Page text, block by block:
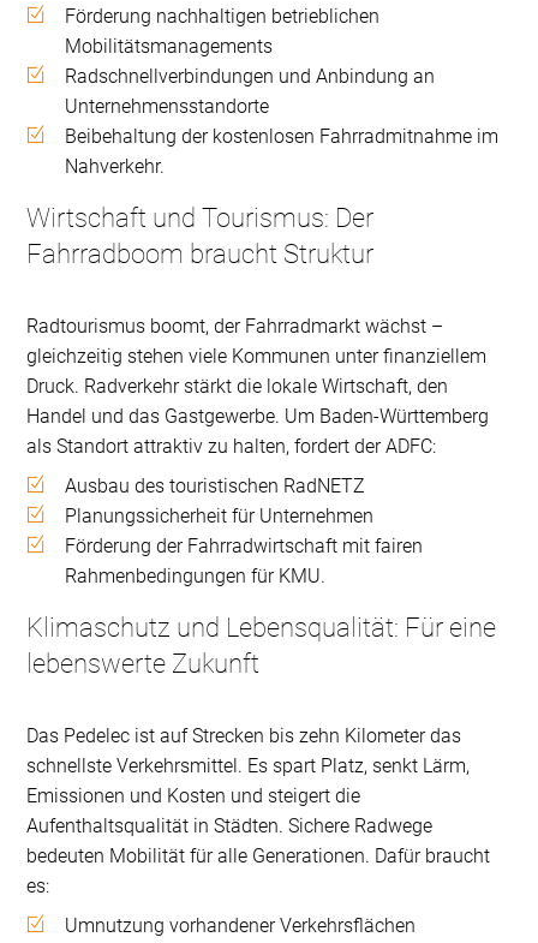
Förderung nachhaltigen betrieblichen
Mobilitätsmanagements
Radschnellverbindungen und Anbindung an
Unternehmensstandorte
Beibehaltung der kostenlosen Fahrradmitnahme im
Nahverkehr.
Wirtschaft und Tourismus: Der
Fahrradboom braucht Struktur
Radtourismus boomt, der Fahrradmarkt wächst –
gleichzeitig stehen viele Kommunen unter finanziellem
Druck. Radverkehr stärkt die lokale Wirtschaft, den
Handel und das Gastgewerbe. Um Baden-Württemberg
als Standort attraktiv zu halten, fordert der ADFC:
Ausbau des touristischen RadNETZ
Planungssicherheit für Unternehmen
Förderung der Fahrradwirtschaft mit fairen
Rahmenbedingungen für KMU.
Klimaschutz und Lebensqualität: Für eine
lebenswerte Zukunft
Das Pedelec ist auf Strecken bis zehn Kilometer das
schnellste Verkehrsmittel. Es spart Platz, senkt Lärm,
Emissionen und Kosten und steigert die
Aufenthaltsqualität in Städten. Sichere Radwege
bedeuten Mobilität für alle Generationen. Dafür braucht
es:
Umnutzung vorhandener Verkehrsflächen